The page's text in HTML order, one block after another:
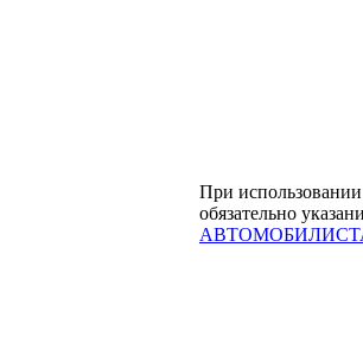
При использовании
обязательно